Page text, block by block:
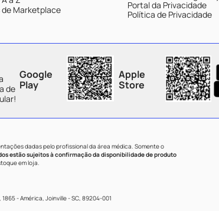
de Marketplace
Portal da Privacidade
Política de Privacidade
de
Google
Play
Apple
Store
dadas pelo profissional da área médica. Somente o
estão sujeitos à confirmação da disponibilidade de produto
em loja.
1865 - América, Joinville - SC, 89204-001